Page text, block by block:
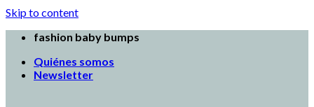
Skip to content
fashion baby bumps
Quiénes somos
Newsletter